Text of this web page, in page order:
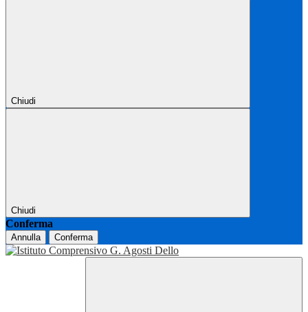
Chiudi
Chiudi
Conferma
Annulla Conferma